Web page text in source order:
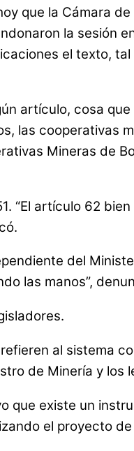
que la Cámara
la sesión
el texto,
artículo, cosa
las cooperativas
Mineras de
“El artículo 62
del
las manos”,
al sistema
de Minería y los
que existe un
el proyecto